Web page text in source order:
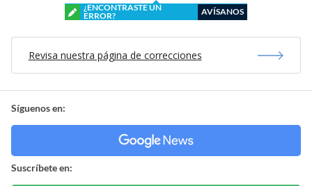
¿ENCONTRASTE UN
ERROR?
AVÍSANOS
Revisa nuestra página de correcciones
Síguenos en:
Suscríbete en: